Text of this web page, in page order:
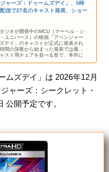
ャーズ：ドゥームズデイ」、5時
信で27名のキャスト発表、ショー
ジオが開発中のMCU（マーベル・シ
ユニバース）の映画「アベンジャー
デイ」のキャストが正式に発表され
間の深夜から始まった発表では撮影
スト用チェアを並べる形で、本作に
ムズデイ」は 2026年12月
ャーズ：シークレット・
公開予定です。